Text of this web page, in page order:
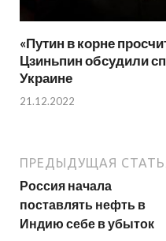
«Путин в корне
Цзиньпин обсудили
Украине
21.12.2022
ПРЕДЫДУЩАЯ
Россия начала
поставлять нефть в
Индию себе в убыток